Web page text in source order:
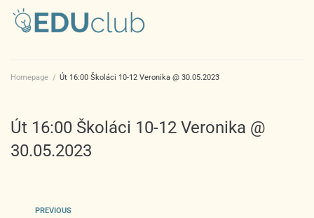
Homepage / Út 16:00 Školáci 10-12 Veronika @ 30.05.2023
Út 16:00 Školáci 10-12 Veronika @
30.05.2023
PREVIOUS